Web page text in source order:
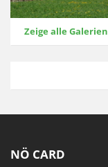
Zeige alle Galerien
NÖ CARD